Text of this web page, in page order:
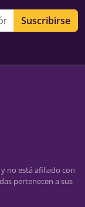
Suscribirse
no está afiliado con
pertenecen a sus